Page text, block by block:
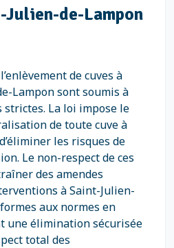
de-Lampon
de cuves à
Lampon sont soumis à
La loi impose le
de toute cuve à
les risques de
Le non-respect de ces
des amendes
à Saint-Julien-
aux normes en
une élimination sécurisée
total des